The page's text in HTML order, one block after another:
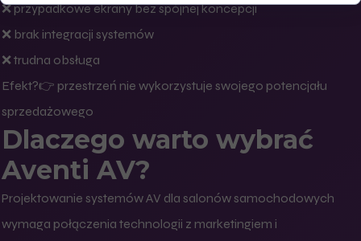
❌ przypadkowe ekrany bez spójnej koncepcji
❌ brak integracji systemów
❌ trudna obsługa
Efekt?👉 przestrzeń nie wykorzystuje swojego potencjału
sprzedażowego
Dlaczego warto wybrać
Aventi AV?
Projektowanie systemów AV dla salonów samochodowych
wymaga połączenia technologii z marketingiem i